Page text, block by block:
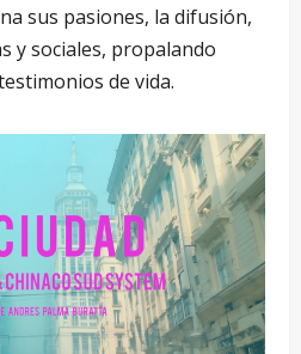
sus pasiones, la difusión,
y sociales, propalando
de vida.